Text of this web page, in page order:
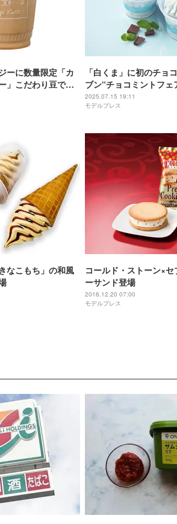
ーに数量限定「カ
」こだわり豆で香
との相性楽しむ
「白くま」に初のチョ
ブン“チョコミントフェ
種登場
2025.07.15 19:11
モデルプレス
なこもち」の和風
コールド・ストーン×
ーサンド登場
2016.12.20 07:00
モデルプレス